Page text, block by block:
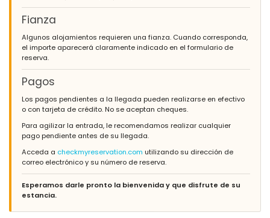
Fianza
Algunos alojamientos requieren una fianza. Cuando corresponda,
el importe aparecerá claramente indicado en el formulario de
reserva.
Pagos
Los pagos pendientes a la llegada pueden realizarse en efectivo
o con tarjeta de crédito. No se aceptan cheques.
Para agilizar la entrada, le recomendamos realizar cualquier
pago pendiente antes de su llegada.
Acceda a checkmyreservation.com utilizando su dirección de
correo electrónico y su número de reserva.
Esperamos darle pronto la bienvenida y que disfrute de su
estancia.